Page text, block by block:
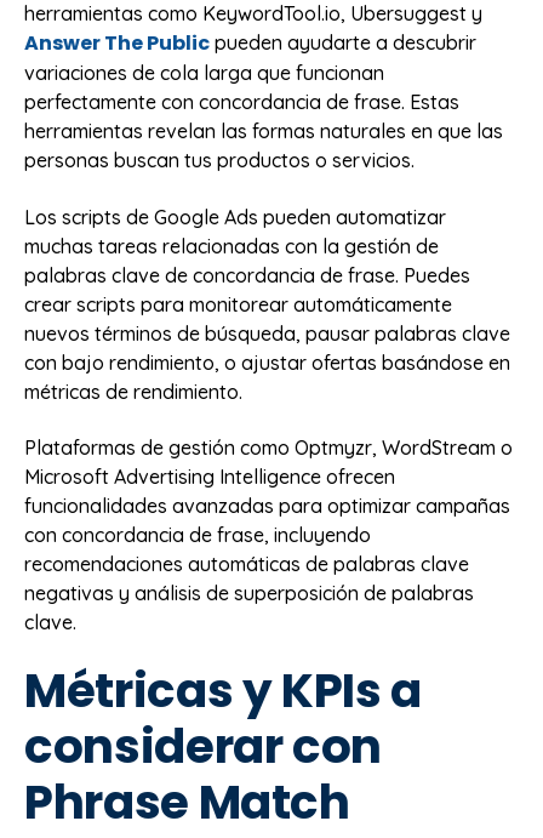
herramientas como KeywordTool.io, Ubersuggest y
Answer The Public pueden ayudarte a descubrir
variaciones de cola larga que funcionan
perfectamente con concordancia de frase. Estas
herramientas revelan las formas naturales en que las
personas buscan tus productos o servicios.
Los scripts de Google Ads pueden automatizar
muchas tareas relacionadas con la gestión de
palabras clave de concordancia de frase. Puedes
crear scripts para monitorear automáticamente
nuevos términos de búsqueda, pausar palabras clave
con bajo rendimiento, o ajustar ofertas basándose en
métricas de rendimiento.
Plataformas de gestión como Optmyzr, WordStream o
Microsoft Advertising Intelligence ofrecen
funcionalidades avanzadas para optimizar campañas
con concordancia de frase, incluyendo
recomendaciones automáticas de palabras clave
negativas y análisis de superposición de palabras
clave.
Métricas y KPIs a
considerar con
Phrase Match